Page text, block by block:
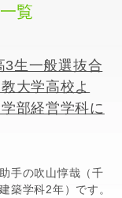
覧
3生一般選抜合
大学高校よ
部経営学科に
手の吹山惇哉（千
築学科2年）です。